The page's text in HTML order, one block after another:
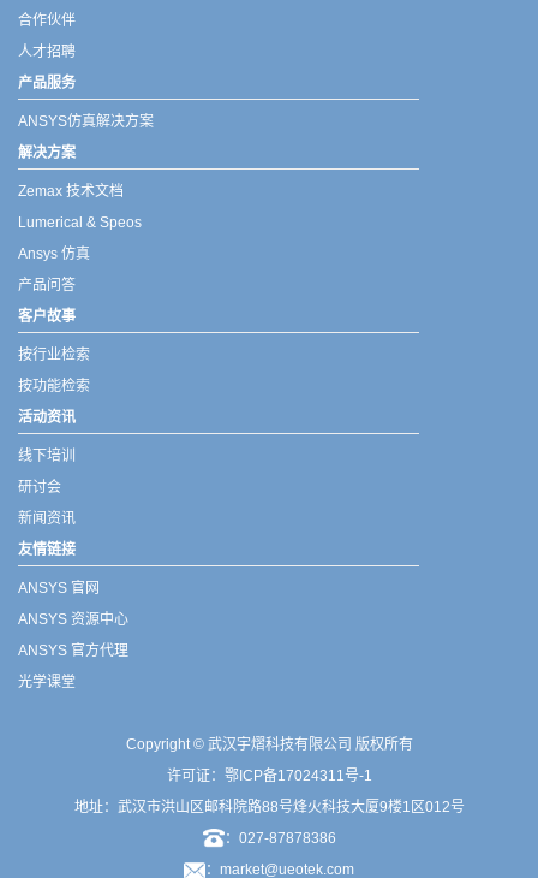
合作伙伴
人才招聘
产品服务
ANSYS仿真解决方案
解决方案
Zemax 技术文档
Lumerical & Speos
Ansys 仿真
产品问答
客户故事
按行业检索
按功能检索
活动资讯
线下培训
研讨会
新闻资讯
友情链接
ANSYS 官网
ANSYS 资源中心
ANSYS 官方代理
光学课堂
Copyright © 武汉宇熠科技有限公司 版权所有
许可证： 鄂ICP备17024311号-1
地址：武汉市洪山区邮科院路88号烽火科技大厦9楼1区012号
：027-87878386
：market@ueotek.com